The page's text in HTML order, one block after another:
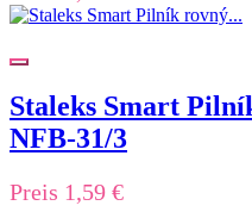
Staleks Smart
NFB-31/3
Preis 1,59 €